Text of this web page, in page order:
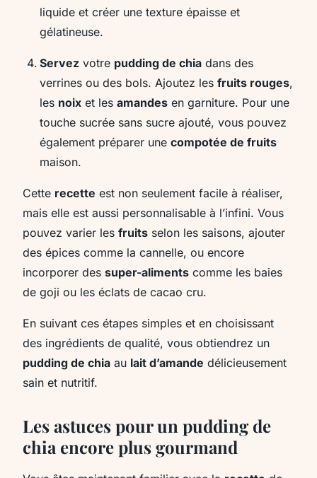
liquide et créer une texture épaisse et
gélatineuse.
Servez votre pudding de chia dans des
verrines ou des bols. Ajoutez les fruits rouges,
les noix et les amandes en garniture. Pour une
touche sucrée sans sucre ajouté, vous pouvez
également préparer une compotée de fruits
maison.
Cette recette est non seulement facile à réaliser,
mais elle est aussi personnalisable à l’infini. Vous
pouvez varier les fruits selon les saisons, ajouter
des épices comme la cannelle, ou encore
incorporer des super-aliments comme les baies
de goji ou les éclats de cacao cru.
En suivant ces étapes simples et en choisissant
des ingrédients de qualité, vous obtiendrez un
pudding de chia au lait d’amande délicieusement
sain et nutritif.
Les astuces pour un pudding de
chia encore plus gourmand